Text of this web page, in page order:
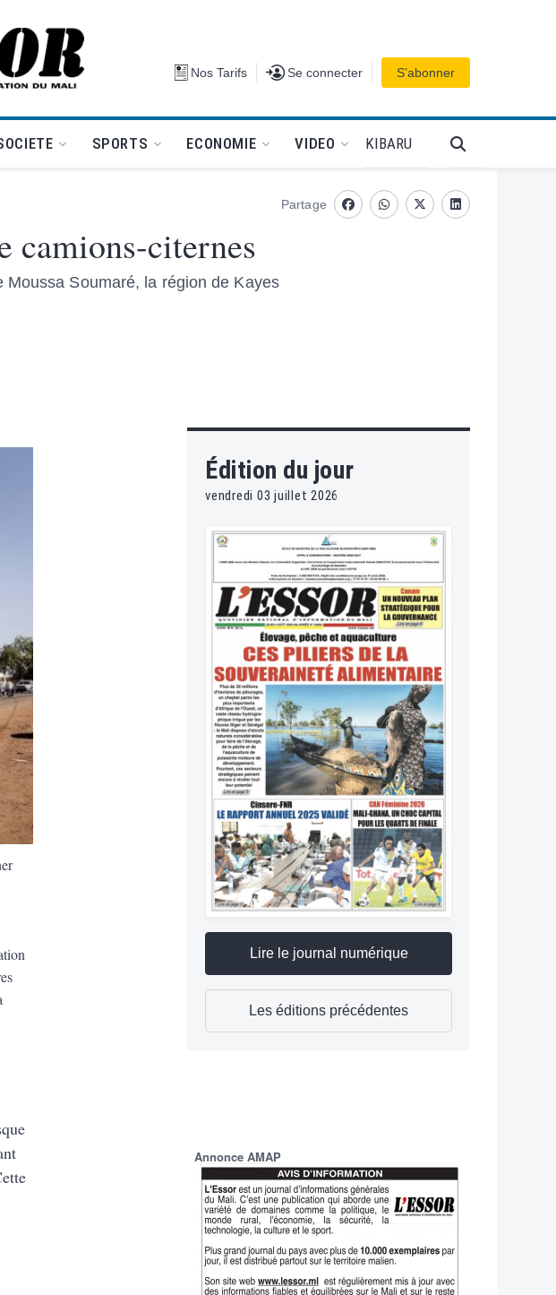
retour à la une Nos Tarifs Se connecter
Se connecter S’abonner
SPORTS ECONOMIE VIDEO KIBARU
camions-citernes
Moussa Soumaré, la région de Kayes
Partage
FacebookwhatsappTwitterLinkedin
Édition du jour
vendredi 03 juillet 2026
Lire le journal numérique
Les éditions précédentes
Annonce AMAP